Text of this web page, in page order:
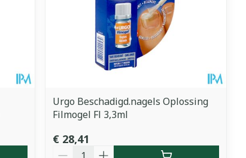
Urgo Beschadigd.nagels Oplossing
Filmogel Fl 3,3ml
€ 28,41
Aantal